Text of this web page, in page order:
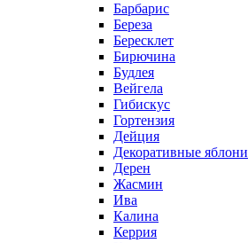
Барбарис
Береза
Бересклет
Бирючина
Будлея
Вейгела
Гибискус
Гортензия
Дейция
Декоративные яблони
Дерен
Жасмин
Ива
Калина
Керрия